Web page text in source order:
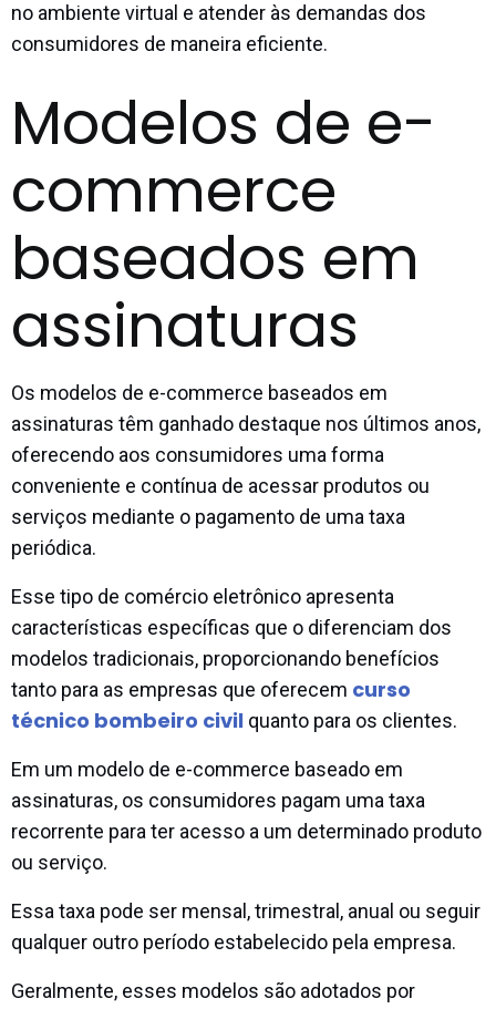
no ambiente virtual e atender às demandas dos
consumidores de maneira eficiente.
Modelos de e-
commerce
baseados em
assinaturas
Os modelos de e-commerce baseados em
assinaturas têm ganhado destaque nos últimos anos,
oferecendo aos consumidores uma forma
conveniente e contínua de acessar produtos ou
serviços mediante o pagamento de uma taxa
periódica.
Esse tipo de comércio eletrônico apresenta
características específicas que o diferenciam dos
modelos tradicionais, proporcionando benefícios
tanto para as empresas que oferecem curso
técnico bombeiro civil quanto para os clientes.
Em um modelo de e-commerce baseado em
assinaturas, os consumidores pagam uma taxa
recorrente para ter acesso a um determinado produto
ou serviço.
Essa taxa pode ser mensal, trimestral, anual ou seguir
qualquer outro período estabelecido pela empresa.
Geralmente, esses modelos são adotados por